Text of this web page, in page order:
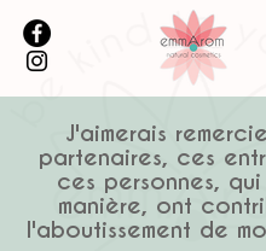
J'aimerais
partenaires, ces
ces personnes,
manière, ont
l'aboutissement de